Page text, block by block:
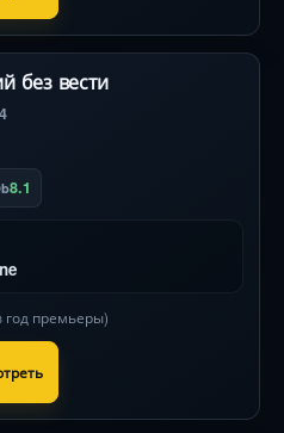
без вести
8.1
год премьеры)